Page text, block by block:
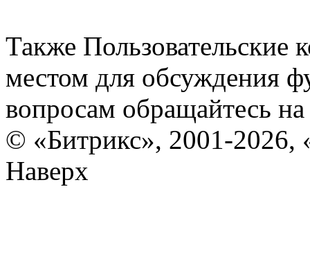
Также Пользовательские
местом для обсуждения
вопросам обращайтесь
© «Битрикс», 2001-2026,
Наверх